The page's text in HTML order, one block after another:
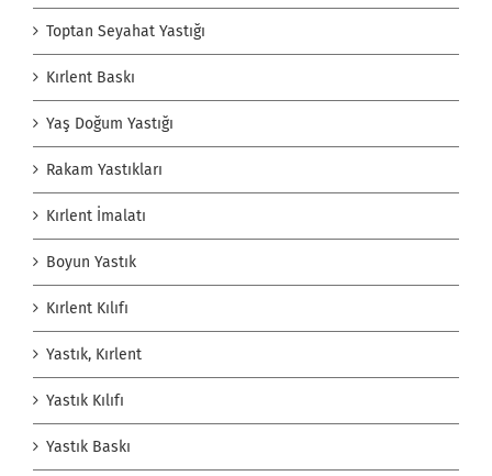
Toptan Seyahat Yastığı
Kırlent Baskı
Yaş Doğum Yastığı
Rakam Yastıkları
Kırlent İmalatı
Boyun Yastık
Kırlent Kılıfı
Yastık, Kırlent
Yastık Kılıfı
Yastık Baskı